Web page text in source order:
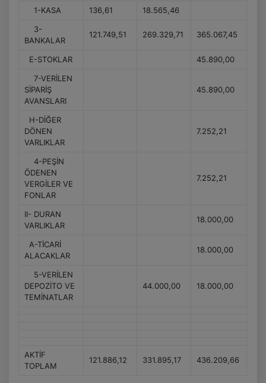
1-KASA 136,61
18.565,46
3-
BANKALAR
121.749,51 269.329,71 365.067,45
E-STOKLAR
45.890,00
7-VERİLEN
SİPARİŞ
AVANSLARI
45.890,00
H-DİĞER
DÖNEN
VARLIKLAR
7.252,21
4-PEŞİN
ÖDENEN
VERGİLER VE
FONLAR
7.252,21
II- DURAN
VARLIKLAR
18.000,00
A-TİCARİ
ALACAKLAR
18.000,00
5-VERİLEN
DEPOZİTO VE
TEMİNATLAR
44.000,00 18.000,00
AKTİF
TOPLAM
121.886,12 331.895,17 436.209,66